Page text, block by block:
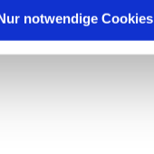
notwendige Cookies